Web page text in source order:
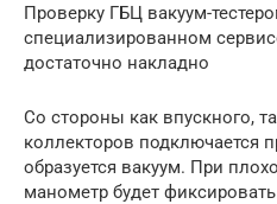
Проверку ГБЦ вакуум-
специализированном
достаточно накладно
Со стороны как впускного,
коллекторов подключается
образуется вакуум. При
манометр будет